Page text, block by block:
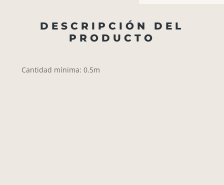
DESCRIPCIÓN DEL
PRODUCTO
Cantidad mínima: 0.5m